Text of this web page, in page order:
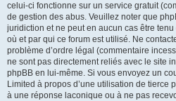
celui-ci fonctionne sur un service gratuit
de gestion des abus. Veuillez noter que
juridiction et ne peut en aucun cas être
où et par qui ce forum est utilisé. Ne
problème d’ordre légal (commentaire
ne sont pas directement reliés avec le site
phpBB en lui-même. Si vous envoyez un
Limited à propos d’une utilisation de tierce
à une réponse laconique ou à ne pas